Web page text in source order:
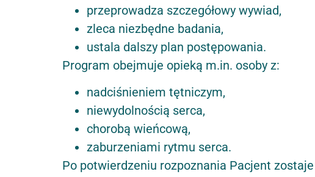
przeprowadza szczegółowy wywiad,
zleca niezbędne badania,
ustala dalszy plan postępowania.
Program obejmuje opieką m.in. osoby z:
nadciśnieniem tętniczym,
niewydolnością serca,
chorobą wieńcową,
zaburzeniami rytmu serca.
Po potwierdzeniu rozpoznania Pacjent